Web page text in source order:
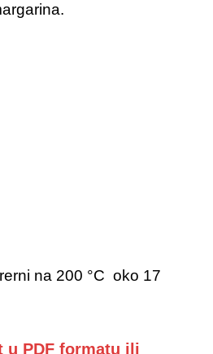
na 200 °C oko 17
u PDF formatu ili